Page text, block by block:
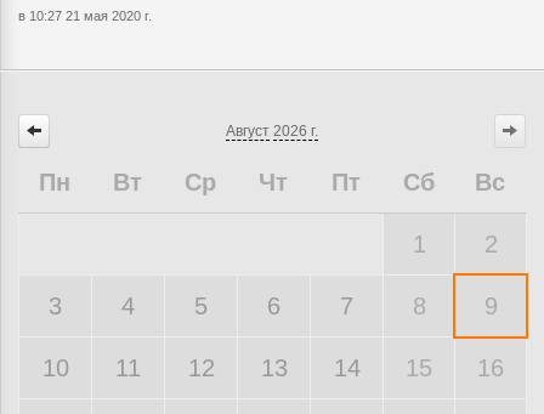
в 10:27 21 мая 2020 г.
Август 2026 г.
Пн Вт Ср Чт Пт Сб Вс
1 2
3 4 5 6 7 8 9
10 11 12 13 14 15 16